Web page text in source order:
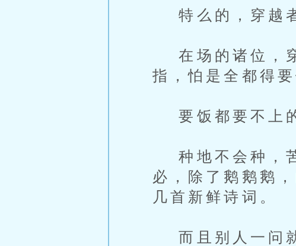
特么的，穿越者
在场的诸位，穿
指，怕是全都得要
要饭都要不上
种地不会种，苦
必，除了鹅鹅鹅
几首新鲜诗词。
而且别人一问就